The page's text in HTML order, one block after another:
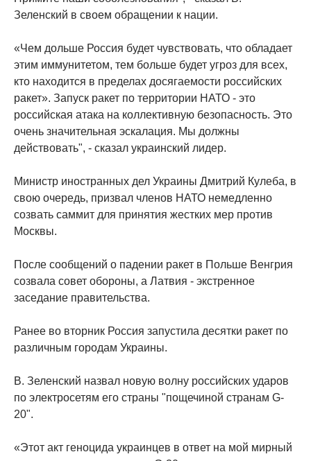
Зеленский в своем обращении к нации.
«Чем дольше Россия будет чувствовать, что обладает
этим иммунитетом, тем больше будет угроз для всех,
кто находится в пределах досягаемости российских
ракет». Запуск ракет по территории НАТО - это
российская атака на коллективную безопасность. Это
очень значительная эскалация. Мы должны
действовать", - сказал украинский лидер.
Министр иностранных дел Украины Дмитрий Кулеба, в
свою очередь, призвал членов НАТО немедленно
созвать саммит для принятия жестких мер против
Москвы.
После сообщений о падении ракет в Польше Венгрия
созвала совет обороны, а Латвия - экстренное
заседание правительства.
Ранее во вторник Россия запустила десятки ракет по
различным городам Украины.
В. Зеленский назвал новую волну российских ударов
по электросетям его страны "пощечиной странам G-
20".
«Этот акт геноцида украинцев в ответ на мой мирный